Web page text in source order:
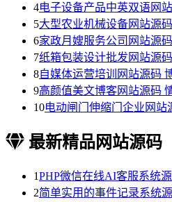
4电子设备产品中英双语网
5大型农业机械设备网站源
6家政月嫂服务公司网站源
7纸箱包装设计批发网站源
8自媒体运营培训网站源码
9高颜值美文博客网站源码
10电动闸门伸缩门企业网
最新精品网站源码
1PHP微信在线AI客服系统
2简单实用的事件记录系统